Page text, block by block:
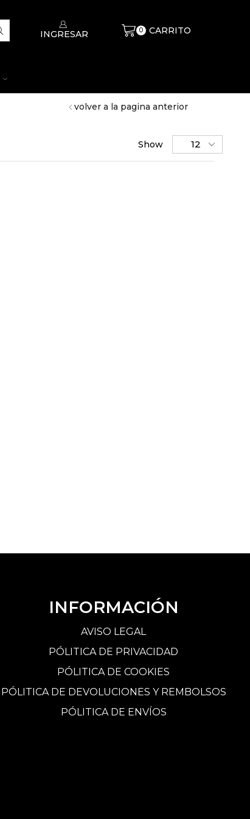
INGRESAR 0 CARRITO
volver a la pagina anterior
Show
INFORMACIÓN
AVISO LEGAL
PÓLITICA DE PRIVACIDAD
PÓLITICA DE COOKIES
PÓLITICA DE DEVOLUCIONES Y REMBOLSOS
PÓLITICA DE ENVÍOS